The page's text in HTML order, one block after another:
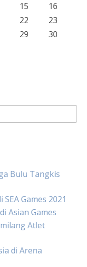
15
16
22
23
29
30
Bulu Tangkis
Games 2021
Asian Games
Atlet
di Arena